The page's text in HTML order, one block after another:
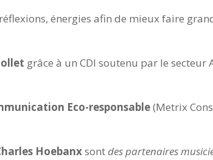
énergies afin de mieux faire
grâce à un CDI soutenu par le secteur
Eco-responsable(Metrix
Hoebanxsont des partenaires